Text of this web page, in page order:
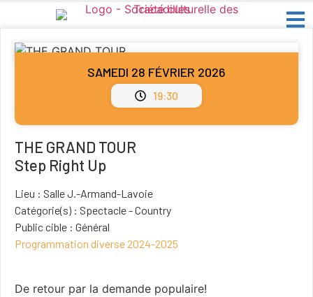
SAMEDI 28 FÉVRIER 2026
19:30
THE GRAND TOUR
Step Right Up
Lieu : Salle J.-Armand-Lavoie
Catégorie(s) : Spectacle - Country
Public cible : Général
Programmation diverse 2024-2025
De retour par la demande populaire!